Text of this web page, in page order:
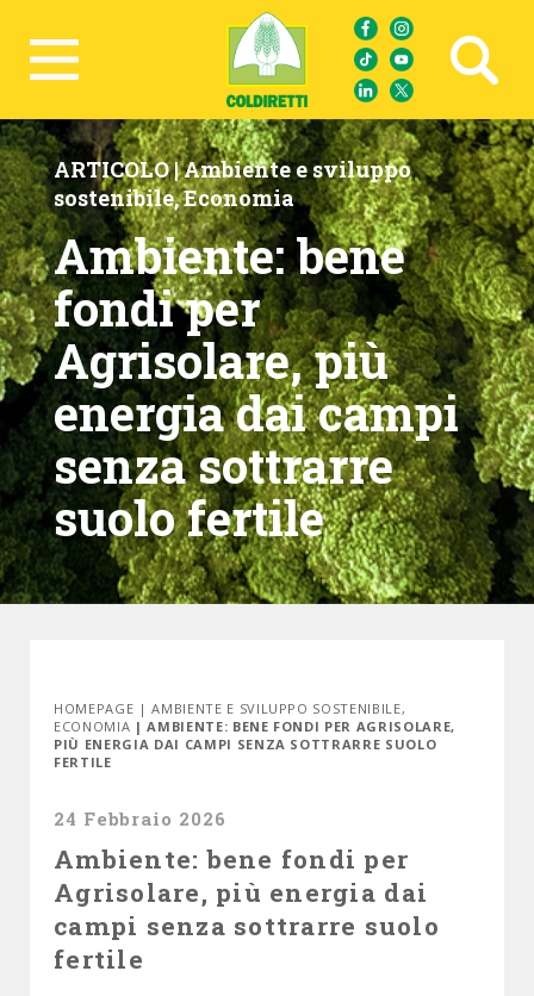
Ricerca avanzata
ARTICOLO |Ambiente e sviluppo
sostenibile,Economia
Ambiente: bene
fondi per
Agrisolare, più
energia dai campi
senza sottrarre
suolo fertile
HOMEPAGE |AMBIENTE E SVILUPPO SOSTENIBILE,
ECONOMIA | AMBIENTE: BENE FONDI PER AGRISOLARE,
PIÙ ENERGIA DAI CAMPI SENZA SOTTRARRE SUOLO
FERTILE
24 Febbraio 2026
Ambiente: bene fondi per
Agrisolare, più energia dai
campi senza sottrarre suolo
fertile